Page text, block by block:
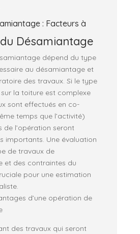
: Facteurs à
Désamiantage
dépend du type
au désamiantage et
des travaux. Si le type
sur la toiture est complexe
sont effectués en co-
temps que l’activité)
de l’opération seront
importants. Une évaluation
de travaux de
et des contraintes du
pour une estimation
d’une opération de
des travaux qui seront